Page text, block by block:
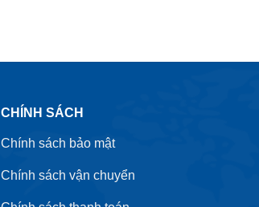
CHÍNH SÁCH
Chính sách bảo mật
Chính sách vận chuyển